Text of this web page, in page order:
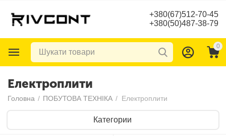
+380(67)512-70-45
+380(50)487-38-79
0
Електроплити
Головна / ПОБУТОВА ТЕХНІКА / Електроплити
Категории